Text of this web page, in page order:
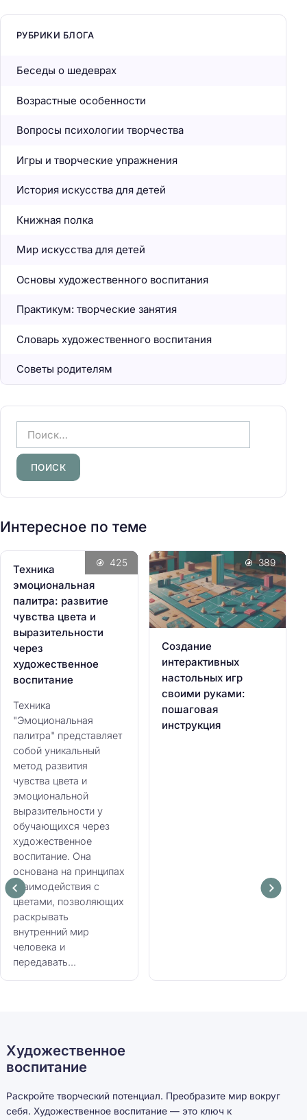
РУБРИКИ БЛОГА
Беседы о шедеврах
Возрастные особенности
Вопросы психологии творчества
Игры и творческие упражнения
История искусства для детей
Книжная полка
Мир искусства для детей
Основы художественного воспитания
Практикум: творческие занятия
Словарь художественного воспитания
Советы родителям
а
й
т
и
Интересное по теме
Техника
эмоциональная
палитра: развитие
чувства цвета и
выразительности
через
художественное
воспитание
Техника
"Эмоциональная
палитра" представляет
собой уникальный
метод развития
чувства цвета и
эмоциональной
выразительности у
обучающихся через
художественное
воспитание. Она
основана на принципах
взаимодействия с
цветами, позволяющих
раскрывать
внутренний мир
человека и
передавать...
425
Создание
интерактивных
настольных игр
своими руками:
пошаговая
инструкция
389
Художественное
воспитание
Раскройте творческий потенциал. Преобразите мир вокруг
себя. Художественное воспитание — это ключ к